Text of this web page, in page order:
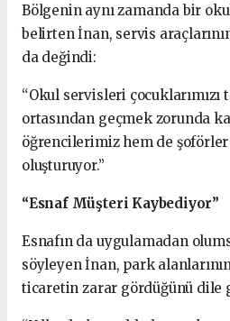
Bölgenin aynı zamanda bir
belirten İnan, servis
da değindi:
“Okul servisleri çocuklarımızı
ortasından geçmek zorunda
öğrencilerimiz hem de
oluşturuyor.”
“Esnaf Müşteri Kaybediyor”
Esnafın da uygulamadan
söyleyen İnan, park
ticaretin zarar gördüğünü dile